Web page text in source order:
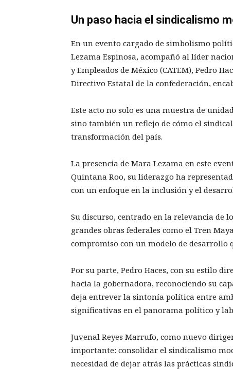
Un paso hacia el sindicalismo
En un evento cargado de simbolismo
Lezama Espinosa, acompañó al líder
y Empleados de México (CATEM), Pedro
Directivo Estatal de la confederación,
Este acto no solo es una muestra de
sino también un reflejo de cómo el
transformación del país.
La presencia de Mara Lezama en este
Quintana Roo, su liderazgo ha
con un enfoque en la inclusión y el
Su discurso, centrado en la relevancia de
grandes obras federales como el Tren
compromiso con un modelo de desarrollo
Por su parte, Pedro Haces, con su estilo
hacia la gobernadora, reconociendo su
deja entrever la sintonía política entre
significativas en el panorama político y
Juvenal Reyes Marrufo, como nuevo
importante: consolidar el sindicalismo
necesidad de dejar atrás las prácticas